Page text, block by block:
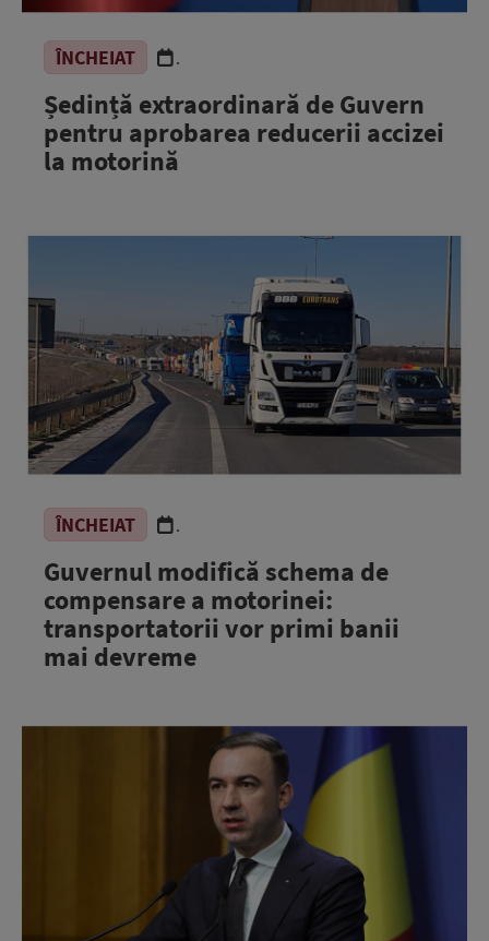
ÎNCHEIAT .
Ședință extraordinară de Guvern
pentru aprobarea reducerii accizei
la motorină
ÎNCHEIAT .
Guvernul modifică schema de
compensare a motorinei:
transportatorii vor primi banii
mai devreme